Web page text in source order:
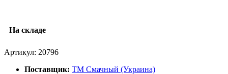
На складе
Артикул: 20796
Поставщик: ТМ Смачный (Украина)